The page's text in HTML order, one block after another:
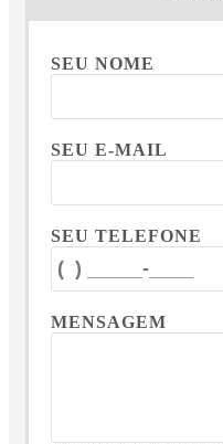
SEU NOME
SEU E-MAIL
SEU TELEFONE
MENSAGEM